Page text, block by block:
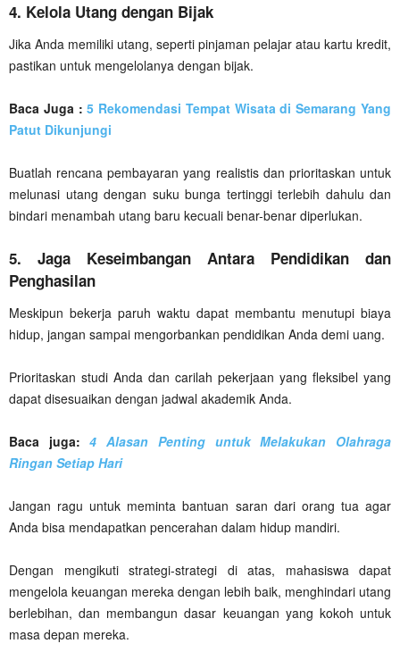
4. Kelola Utang dengan Bijak
Jika Anda memiliki utang, seperti pinjaman pelajar atau kartu kredit,
pastikan untuk mengelolanya dengan bijak.
Baca Juga :5 Rekomendasi Tempat Wisata di Semarang Yang
Patut Dikunjungi
Buatlah rencana pembayaran yang realistis dan prioritaskan untuk
melunasi utang dengan suku bunga tertinggi terlebih dahulu dan
bindari menambah utang baru kecuali benar-benar diperlukan.
5. Jaga Keseimbangan Antara Pendidikan dan
Penghasilan
Meskipun bekerja paruh waktu dapat membantu menutupi biaya
hidup, jangan sampai mengorbankan pendidikan Anda demi uang.
Prioritaskan studi Anda dan carilah pekerjaan yang fleksibel yang
dapat disesuaikan dengan jadwal akademik Anda.
Baca juga:4 Alasan Penting untuk Melakukan Olahraga
Ringan Setiap Hari
Jangan ragu untuk meminta bantuan saran dari orang tua agar
Anda bisa mendapatkan pencerahan dalam hidup mandiri.
Dengan mengikuti strategi-strategi di atas, mahasiswa dapat
mengelola keuangan mereka dengan lebih baik, menghindari utang
berlebihan, dan membangun dasar keuangan yang kokoh untuk
masa depan mereka.